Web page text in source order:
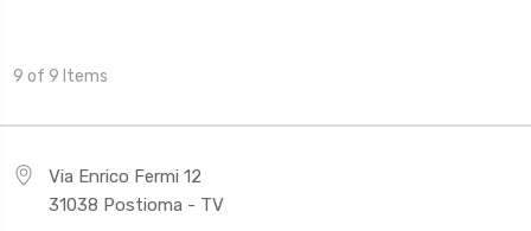
9 of 9 Items
Via Enrico Fermi 12
31038 Postioma - TV